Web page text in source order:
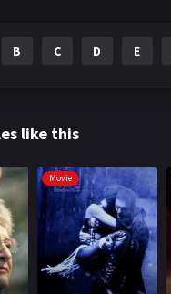
B C D E
like this
Movie